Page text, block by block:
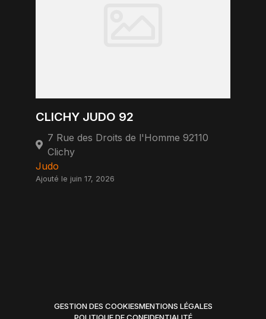
CLICHY JUDO 92
7 Rue des Droits de l'Homme 92110
Clichy
Judo
Ajouté le juin 17, 2026
GESTION DES COOKIESMENTIONS LÉGALES